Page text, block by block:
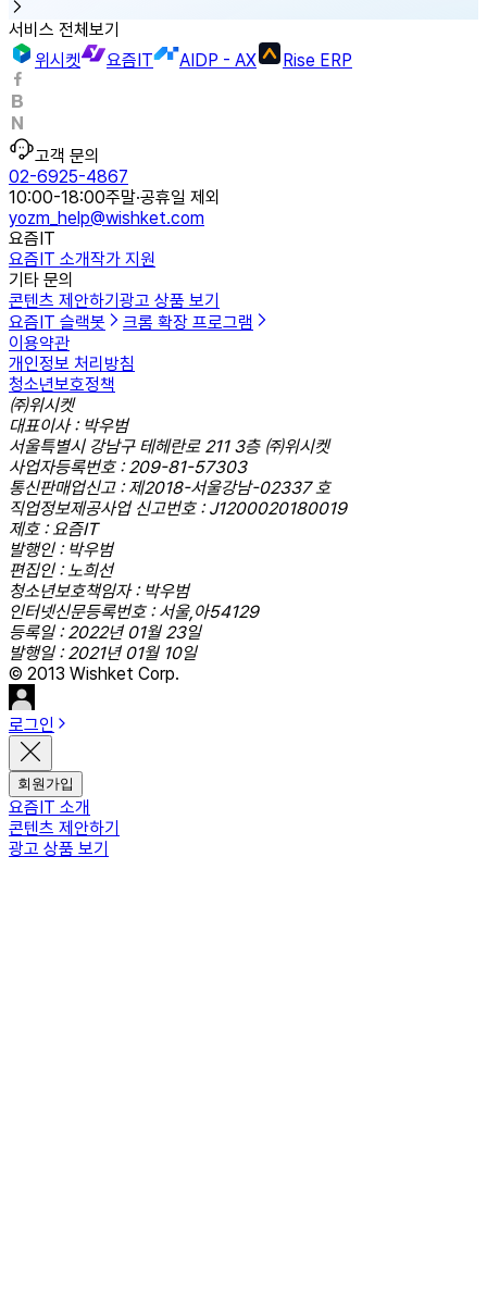
서비스 전체보기
위시켓
요즘IT AIDP - AX Rise ERP
고객 문의
02-6925-4867
10:00-18:00주말·공휴일 제외
yozm_help@wishket.com
요즘IT
요즘IT 소개작가 지원
기타 문의
콘텐츠 제안하기광고 상품 보기
요즘IT 슬랙봇
크롬 확장 프로그램
이용약관
개인정보 처리방침
청소년보호정책
㈜위시켓
대표이사 : 박우범
서울특별시 강남구 테헤란로 211 3층 ㈜위시켓
사업자등록번호 : 209-81-57303
통신판매업신고 : 제2018-서울강남-02337 호
직업정보제공사업 신고번호 : J1200020180019
제호 : 요즘IT
발행인 : 박우범
편집인 : 노희선
청소년보호책임자 : 박우범
인터넷신문등록번호 : 서울,아54129
등록일 : 2022년 01월 23일
발행일 : 2021년 01월 10일
© 2013 Wishket Corp.
로그인
회원가입
요즘IT 소개
콘텐츠 제안하기
광고 상품 보기